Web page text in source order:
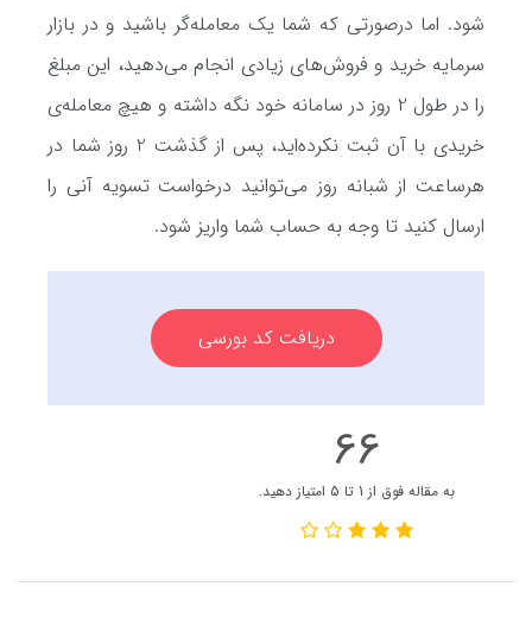
شود. اما درصورتی که شما یک معامله‌گر باشید و در بازار
سرمایه خرید و فروش‌های زیادی انجام می‌دهید، این مبلغ
را در طول 2 روز در سامانه خود نگه داشته و هیچ معامله‌ی
خریدی با آن ثبت نکرده‌اید، پس از گذشت 2 روز شما در
هرساعت از شبانه روز می‌توانید درخواست تسویه آنی را
ارسال کنید تا وجه به حساب شما واریز شود.
دریافت کد بورسی
66
به مقاله فوق از 1 تا 5 امتیاز دهید.